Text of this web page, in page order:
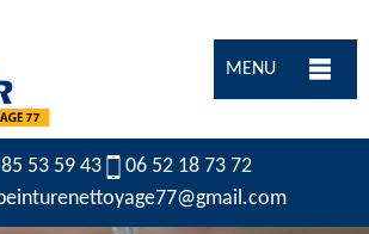
MENU
53 59 43
06 52 18 73 72